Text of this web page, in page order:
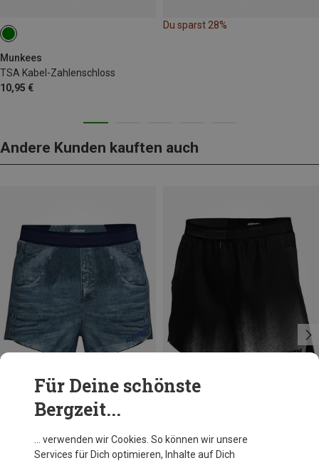
Munkees
TSA Kabel-Zahlenschloss
10,95 €
Du sparst 28%
Andere Kunden kauften auch
Herren Thunder Shorts
L XL
Für Deine schönste
Bergzeit...
… verwenden wir Cookies. So können wir unsere
Services für Dich optimieren, Inhalte auf Dich